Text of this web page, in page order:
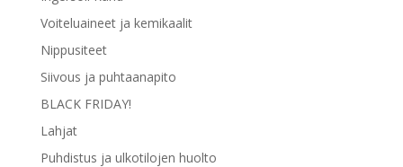
Voiteluaineet ja kemikaalit
Nippusiteet
Siivous ja puhtaanapito
BLACK FRIDAY!
Lahjat
Puhdistus ja ulkotilojen huolto